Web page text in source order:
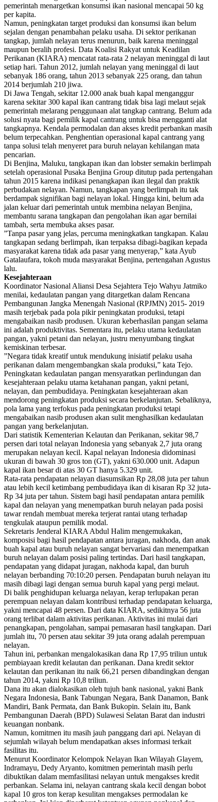
pemerintah menargetkan konsumsi ikan nasional mencapai 50 kg
per kapita.
Namun, peningkatan target produksi dan konsumsi ikan belum
sejalan dengan penambahan pelaku usaha. Di sektor perikanan
tangkap, jumlah nelayan terus menurun, baik karena meninggal
maupun beralih profesi. Data Koalisi Rakyat untuk Keadilan
Perikanan (KIARA) mencatat rata-rata 2 nelayan meninggal di laut
setiap hari. Tahun 2012, jumlah nelayan yang meninggal di laut
sebanyak 186 orang, tahun 2013 sebanyak 225 orang, dan tahun
2014 berjumlah 210 jiwa.
Di Jawa Tengah, sekitar 12.000 anak buah kapal menganggur
karena sekitar 300 kapal ikan cantrang tidak bisa lagi melaut sejak
pemerintah melarang penggunaan alat tangkap cantrang. Belum ada
solusi nyata bagi pemilik kapal cantrang untuk bisa mengganti alat
tangkapnya. Kendala permodalan dan akses kredit perbankan masih
belum terpecahkan. Penghentian operasional kapal cantrang yang
tanpa solusi telah menyeret para buruh nelayan kehilangan mata
pencarian.
Di Benjina, Maluku, tangkapan ikan dan lobster semakin berlimpah
setelah operasional Pusaka Benjina Group ditutup pada pertengahan
tahun 2015 karena indikasi penangkapan ikan ilegal dan praktik
perbudakan nelayan. Namun, tangkapan yang berlimpah itu tak
berdampak signifikan bagi nelayan lokal. Hingga kini, belum ada
jalan keluar dari pemerintah untuk membina nelayan Benjina,
membantu sarana tangkapan dan pengolahan ikan agar bernilai
tambah, serta membuka akses pasar.
”Tanpa pasar yang jelas, percuma meningkatkan tangkapan. Kalau
tangkapan sedang berlimpah, ikan terpaksa dibagi-bagikan kepada
masyarakat karena tidak ada pasar yang menyerap,” kata Ayub
Gatalaufara, tokoh muda masyarakat Benjina, pertengahan Agustus
lalu.
Kesejahteraan
Koordinator Nasional Aliansi Desa Sejahtera Tejo Wahyu Jatmiko
menilai, kedaulatan pangan yang ditargetkan dalam Rencana
Pembangunan Jangka Menengah Nasional (RPJMN) 2015- 2019
masih terjebak pada pola pikir peningkatan produksi, tetapi
mengabaikan nasib produsen. Ukuran keberhasilan pangan selama
ini adalah produktivitas. Sementara itu, pelaku utama kedaulatan
pangan, yakni petani dan nelayan, justru menyumbang tingkat
kemiskinan terbesar.
”Negara tidak kreatif untuk mendukung inisiatif pelaku usaha
perikanan dalam mengembangkan skala produksi,” kata Tejo.
Peningkatan kedaulatan pangan mensyaratkan perlindungan dan
kesejahteraan pelaku utama ketahanan pangan, yakni petani,
nelayan, dan pembudidaya. Peningkatan kesejahteraan akan
mendorong peningkatan produksi secara berkelanjutan. Sebaliknya,
pola lama yang terfokus pada peningkatan produksi tetapi
mengabaikan nasib produsen akan sulit menghasilkan kedaulatan
pangan yang berkelanjutan.
Dari statistik Kementerian Kelautan dan Perikanan, sekitar 98,7
persen dari total nelayan Indonesia yang sebanyak 2,7 juta orang
merupakan nelayan kecil. Kapal nelayan Indonesia didominasi
ukuran di bawah 30 gros ton (GT), yakni 630.000 unit. Adapun
kapal ikan besar di atas 30 GT hanya 5.329 unit.
Rata-rata pendapatan nelayan diasumsikan Rp 28,08 juta per tahun
atau lebih kecil ketimbang pembudidaya ikan di kisaran Rp 32 juta-
Rp 34 juta per tahun. Sistem bagi hasil pendapatan antara pemilik
kapal dan nelayan yang menempatkan buruh nelayan pada posisi
tawar rendah membuat mereka terjerat rantai utang terhadap
tengkulak ataupun pemilik modal.
Sekretaris Jenderal KIARA Abdul Halim mengemukakan,
komposisi bagi hasil pendapatan antara juragan, nakhoda, dan anak
buah kapal atau buruh nelayan sangat bervariasi dan menempatkan
buruh nelayan dalam posisi paling tertindas. Dari hasil tangkapan,
pendapatan yang didapat juragan, nakhoda kapal, dan buruh
nelayan berbanding 70:10:20 persen. Pendapatan buruh nelayan itu
masih dibagi lagi dengan semua buruh kapal yang pergi melaut.
Di balik penghidupan keluarga nelayan, kerap terlupakan peran
perempuan nelayan dalam kontribusi terhadap pendapatan keluarga,
yakni mencapai 48 persen. Dari data KIARA, sedikitnya 56 juta
orang terlibat dalam aktivitas perikanan. Aktivitas ini mulai dari
penangkapan, pengolahan, sampai pemasaran hasil tangkapan. Dari
jumlah itu, 70 persen atau sekitar 39 juta orang adalah perempuan
nelayan.
Tahun ini, perbankan mengalokasikan dana Rp 17,95 triliun untuk
pembiayaan kredit kelautan dan perikanan. Dana kredit sektor
kelautan dan perikanan itu naik 66,21 persen dibandingkan dengan
tahun 2014, yakni Rp 10,8 triliun.
Dana itu akan dialokasikan oleh tujuh bank nasional, yakni Bank
Negara Indonesia, Bank Tabungan Negara, Bank Danamon, Bank
Mandiri, Bank Permata, dan Bank Bukopin. Selain itu, Bank
Pembangunan Daerah (BPD) Sulawesi Selatan Barat dan industri
keuangan nonbank.
Namun, komitmen itu masih jauh panggang dari api. Nelayan di
sejumlah wilayah belum mendapatkan akses informasi terkait
fasilitas itu.
Menurut Koordinator Kelompok Nelayan Ikan Wilayah Glayem,
Indramayu, Dedy Aryanto, komitmen pemerintah masih perlu
dibuktikan dalam memfasilitasi nelayan untuk mengakses kredit
perbankan. Selama ini, nelayan cantrang skala kecil dengan bobot
kapal 10 gros ton kerap kesulitan mengakses permodalan ke